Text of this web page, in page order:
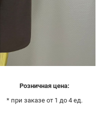
Розничная цена:
* при заказе от 1 до 4 ед.